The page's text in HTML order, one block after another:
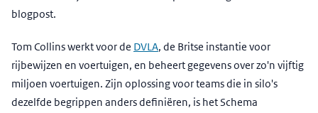
blogpost.
Tom Collins werkt voor de DVLA, de Britse instantie voor
rijbewijzen en voertuigen, en beheert gegevens over zo'n vijftig
miljoen voertuigen. Zijn oplossing voor teams die in silo's
dezelfde begrippen anders definiëren, is het Schema